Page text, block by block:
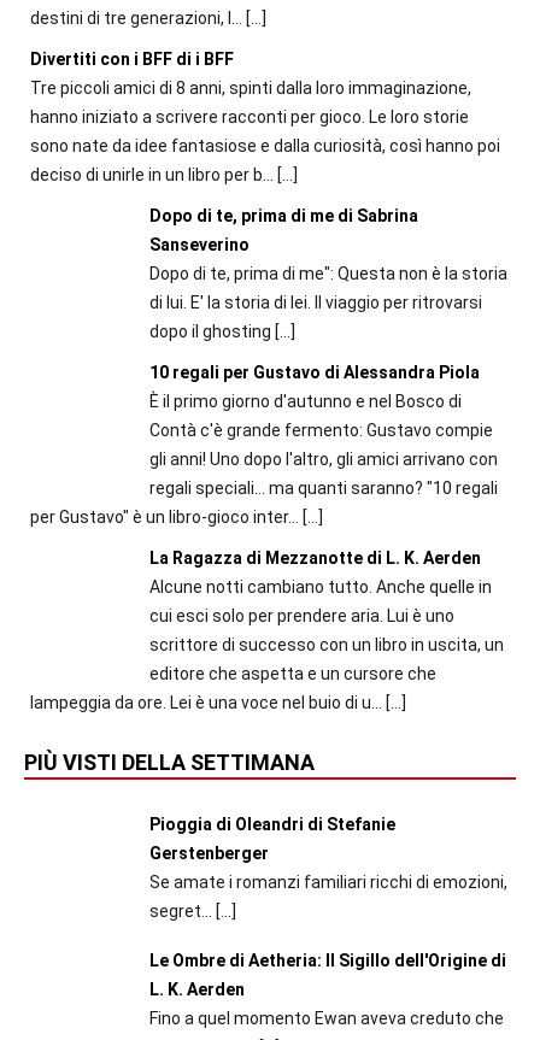
destini di tre generazioni, l...
[…]
Divertiti con i BFF di i BFF
Tre piccoli amici di 8 anni, spinti dalla loro immaginazione,
hanno iniziato a scrivere racconti per gioco. Le loro storie
sono nate da idee fantasiose e dalla curiosità, così hanno poi
deciso di unirle in un libro per b...
[…]
Dopo di te, prima di me di Sabrina
Sanseverino
Dopo di te, prima di me": Questa non è la storia
di lui. E' la storia di lei. Il viaggio per ritrovarsi
dopo il ghosting […]
10 regali per Gustavo di Alessandra Piola
È il primo giorno d'autunno e nel Bosco di
Contà c'è grande fermento: Gustavo compie
gli anni! Uno dopo l'altro, gli amici arrivano con
regali speciali... ma quanti saranno? "10 regali
per Gustavo" è un libro-gioco inter...
[…]
La Ragazza di Mezzanotte di L. K. Aerden
Alcune notti cambiano tutto. Anche quelle in
cui esci solo per prendere aria. Lui è uno
scrittore di successo con un libro in uscita, un
editore che aspetta e un cursore che
lampeggia da ore. Lei è una voce nel buio di u...
[…]
PIÙ VISTI DELLA SETTIMANA
Pioggia di Oleandri di Stefanie
Gerstenberger
Se amate i romanzi familiari ricchi di emozioni,
segret...
[…]
Le Ombre di Aetheria: Il Sigillo dell'Origine di
L. K. Aerden
Fino a quel momento Ewan aveva creduto che